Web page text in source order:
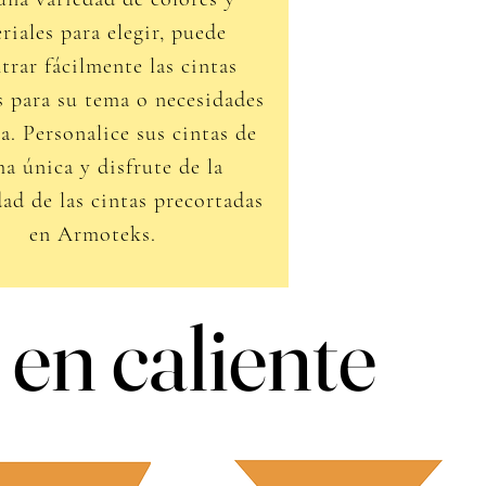
para elegir, puede
fácilmente las cintas
para su tema o necesidades
Personalice sus cintas de
única y disfrute de la
de las cintas precortadas
en Armoteks.
caliente
caliente